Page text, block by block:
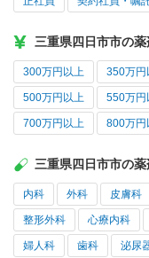
三重県四日市市の
300万円以上 350万円
500万円以上 550万円
700万円以上 800万円
三重県四日市市の
内科 外科 皮膚科
整形外科 心療内科
婦人科 歯科 泌尿